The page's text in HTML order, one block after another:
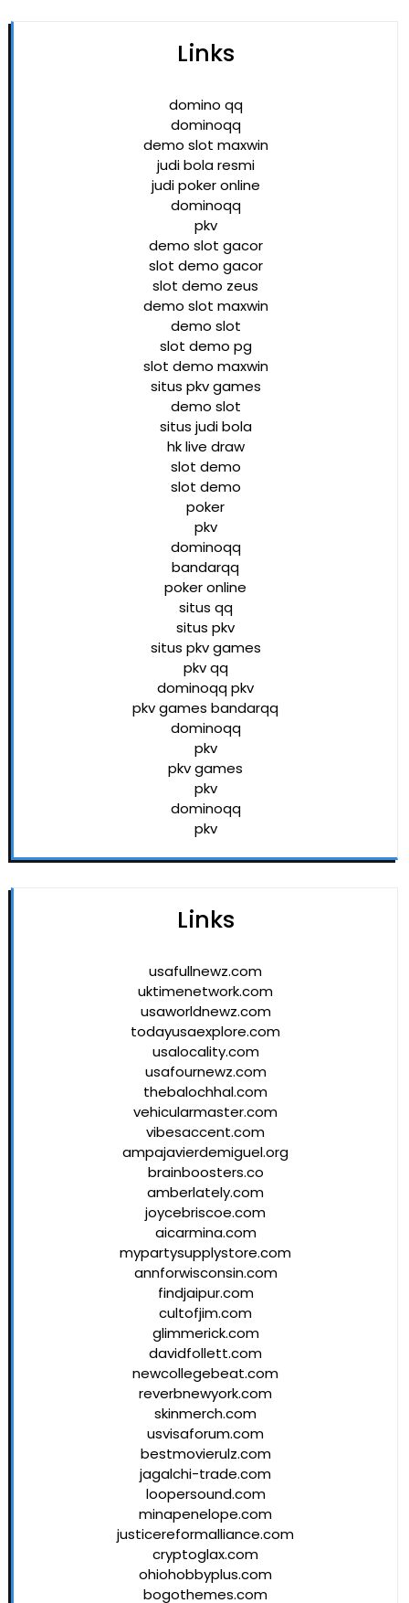
Links
domino qq
dominoqq
demo slot maxwin
judi bola resmi
judi poker online
dominoqq
pkv
demo slot gacor
slot demo gacor
slot demo zeus
demo slot maxwin
demo slot
slot demo pg
slot demo maxwin
situs pkv games
demo slot
situs judi bola
hk live draw
slot demo
slot demo
poker
pkv
dominoqq
bandarqq
poker online
situs qq
situs pkv
situs pkv games
pkv qq
dominoqq pkv
pkv games bandarqq
dominoqq
pkv
pkv games
pkv
dominoqq
pkv
Links
usafullnewz.com
uktimenetwork.com
usaworldnewz.com
todayusaexplore.com
usalocality.com
usafournewz.com
thebalochhal.com
vehicularmaster.com
vibesaccent.com
ampajavierdemiguel.org
brainboosters.co
amberlately.com
joycebriscoe.com
aicarmina.com
mypartysupplystore.com
annforwisconsin.com
findjaipur.com
cultofjim.com
glimmerick.com
davidfollett.com
newcollegebeat.com
reverbnewyork.com
skinmerch.com
usvisaforum.com
bestmovierulz.com
jagalchi-trade.com
loopersound.com
minapenelope.com
justicereformalliance.com
cryptoglax.com
ohiohobbyplus.com
bogothemes.com